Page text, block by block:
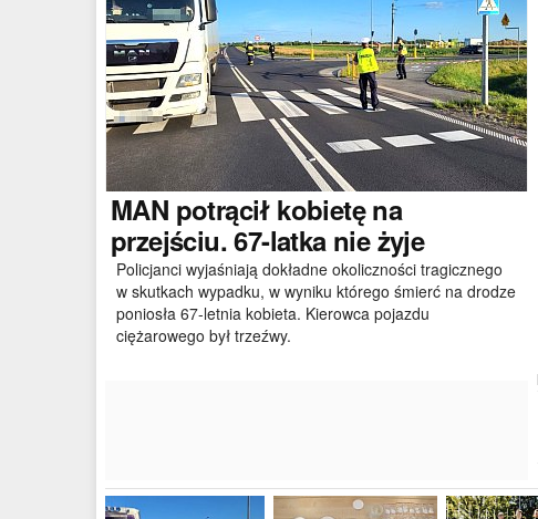
MAN potrącił kobietę na
przejściu. 67-latka nie żyje
Policjanci wyjaśniają dokładne okoliczności tragicznego
w skutkach wypadku, w wyniku którego śmierć na drodze
poniosła 67-letnia kobieta. Kierowca pojazdu
ciężarowego był trzeźwy.